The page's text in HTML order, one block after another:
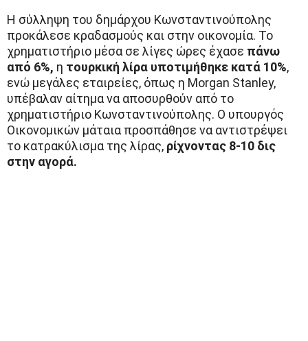
Η σύλληψη του δημάρχου Κωνσταντινούπολης
προκάλεσε κραδασμούς και στην οικονομία. Το
χρηματιστήριο μέσα σε λίγες ώρες έχασε πάνω
από 6%, η τουρκική λίρα υποτιμήθηκε κατά 10%,
ενώ μεγάλες εταιρείες, όπως η Morgan Stanley,
υπέβαλαν αίτημα να αποσυρθούν από το
χρηματιστήριο Κωνσταντινούπολης. Ο υπουργός
Οικονομικών μάταια προσπάθησε να αντιστρέψει
το κατρακύλισμα της λίρας, ρίχνοντας 8-10 δις
στην αγορά.